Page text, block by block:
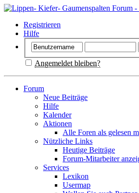
Registrieren
Hilfe
Angemeldet bleiben?
Forum
Neue Beiträge
Hilfe
Kalender
Aktionen
Alle Foren als gelesen
Nützliche Links
Heutige Beiträge
Forum-Mitarbeiter
Services
Lexikon
Usermap